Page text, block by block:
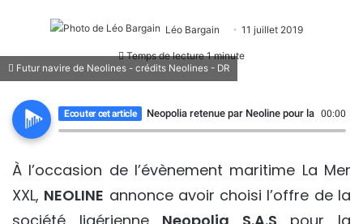
Léo Bargain 11 juillet 2019
Temps de lecture 1 minute
Futur navire de Neolines - crédits Neolines - DR
Ecouter cet article Neopolia retenue par Neoline pour la 00:00
À l’occasion de l’évènement maritime La Mer
XXL, NEOLINE annonce avoir choisi l’offre de la